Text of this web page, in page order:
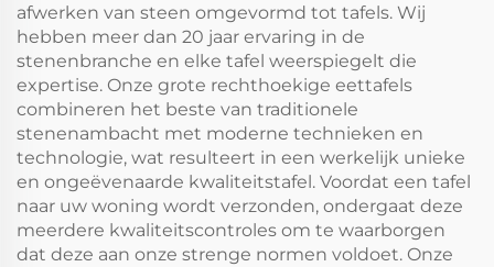
afwerken van steen omgevormd tot tafels. Wij
hebben meer dan 20 jaar ervaring in de
stenenbranche en elke tafel weerspiegelt die
expertise. Onze grote rechthoekige eettafels
combineren het beste van traditionele
stenenambacht met moderne technieken en
technologie, wat resulteert in een werkelijk unieke
en ongeëvenaarde kwaliteitstafel. Voordat een tafel
naar uw woning wordt verzonden, ondergaat deze
meerdere kwaliteitscontroles om te waarborgen
dat deze aan onze strenge normen voldoet. Onze